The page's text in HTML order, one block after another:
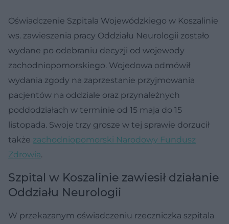
Oświadczenie Szpitala Wojewódzkiego w Koszalinie
ws. zawieszenia pracy Oddziału Neurologii zostało
wydane po odebraniu decyzji od wojewody
zachodniopomorskiego. Wojedowa odmówił
wydania zgody na zaprzestanie przyjmowania
pacjentów na oddziale oraz przynależnych
poddodziałach w terminie od 15 maja do 15
listopada. Swoje trzy grosze w tej sprawie dorzucił
także zachodniopomorski Narodowy Fundusz
Zdrowia.
Szpital w Koszalinie zawiesił działanie
Oddziału Neurologii
W przekazanym oświadczeniu rzeczniczka szpitala